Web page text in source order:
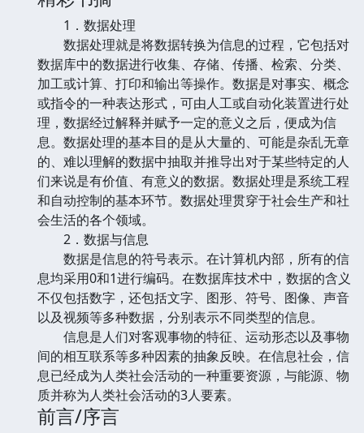
1．数据处理
数据处理就是将数据转换为信息的过程，它包括对
数据库中的数据进行收集、存储、传播、检索、分类、
加工或计算、打印和输出等操作。数据是对事实、概念
或指令的一种表达形式，可由人工或自动化装置进行处
理，数据经过解释并赋予一定的意义之后，便成为信
息。数据处理的基本目的是从大量的、可能是杂乱无章
的、难以理解的数据中抽取并推导出对于某些特定的人
们来说是有价值、有意义的数据。数据处理是系统工程
和自动控制的基本环节。数据处理贯穿于社会生产和社
会生活的各个领域。
2．数据与信息
数据是信息的符号表示。在计算机内部，所有的信
息均采用0和1进行编码。在数据库技术中，数据的含义
不仅包括数字，还包括文字、图形、符号、图像、声音
以及视频等多种数据，分别表示不同类型的信息。
信息是人们对客观事物的特征、运动形态以及事物
间的相互联系等多种因素的抽象反映。在信息社会，信
息已经成为人类社会活动的一种重要资源，与能源、物
质并称为人类社会活动的3人要素。
前言/序言